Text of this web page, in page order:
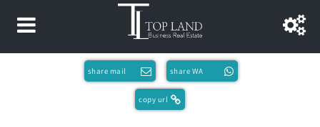
share WA
share mail
copy url